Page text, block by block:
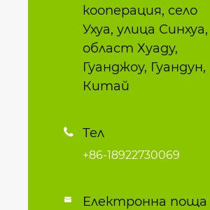
кооперация, село
Ухуа, улица Синхуа,
област Хуаду,
Гуанджоу, Гуандун,
Китай
 Тел
+86-18922730069
 Електронна поща